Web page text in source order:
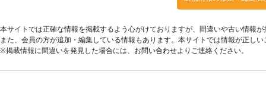
本サイトでは正確な情報を掲載するよう心がけておりますが、間違いや古い情報
また、会員の方が追加・編集している情報もあります。本サイトでは情報が正し
※掲載情報に間違いを発見した場合には、 お問い合わせよりご連絡ください。